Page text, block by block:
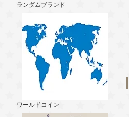
ランダムブランド
ワールドコイン